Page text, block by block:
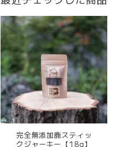
完全無添加鹿スティッ
クジャーキー【18g】